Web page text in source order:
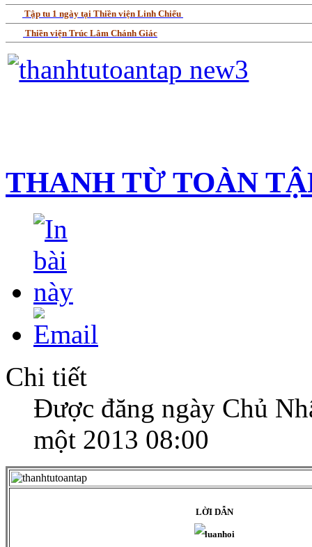
Tập tu 1 ngày tại Thiền viện Linh Chiếu
Thiền viện Trúc Lâm Chánh Giác
THANH TỪ TOÀN
Chi tiết
Được đăng ngày Chủ
một 2013 08:00
LỜI DẪN